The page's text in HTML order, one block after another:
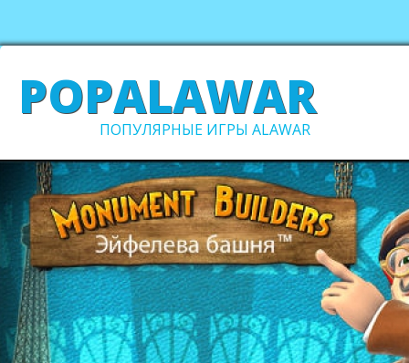
POPALAWAR
ПОПУЛЯРНЫЕ ИГРЫ ALAWAR